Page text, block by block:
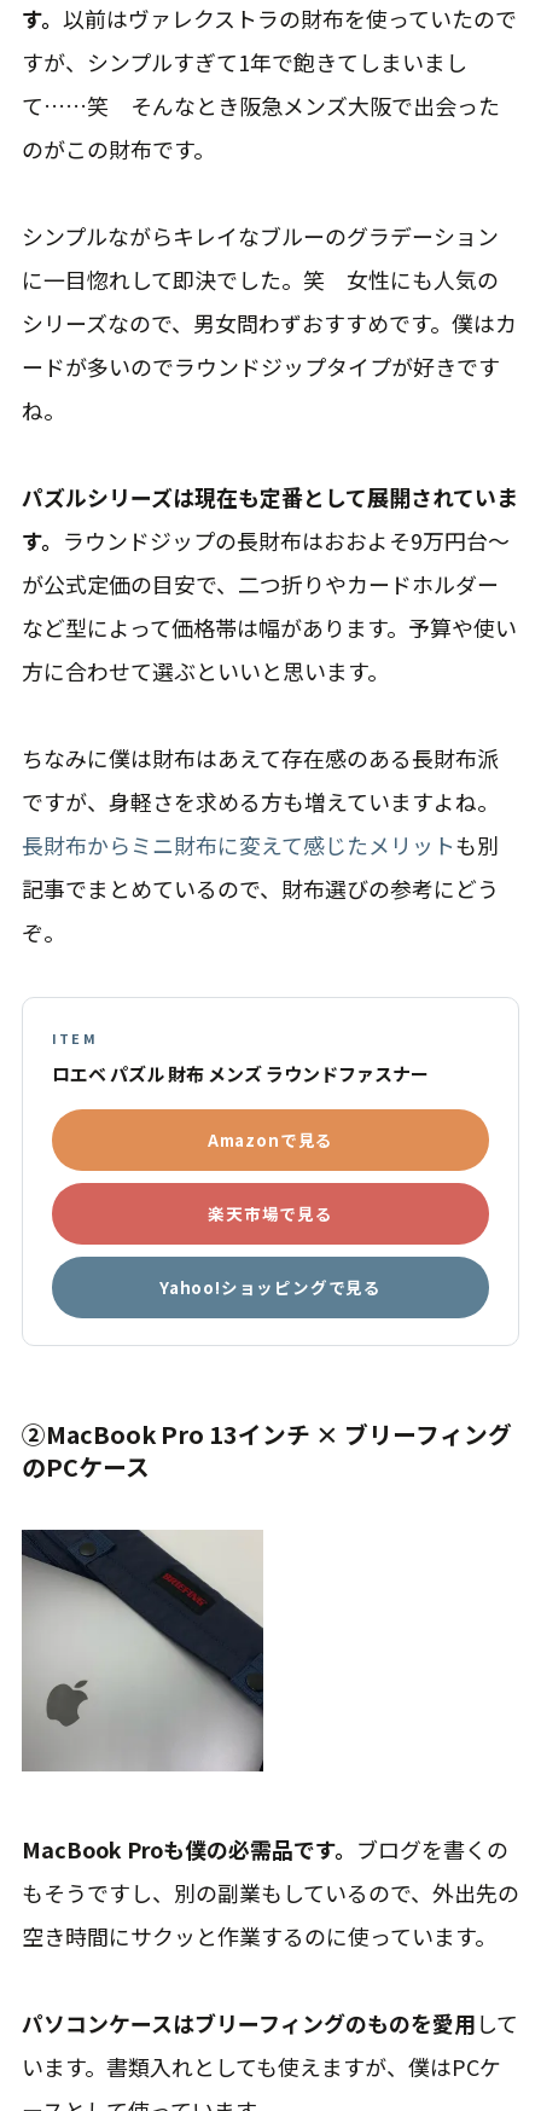
す。 以前はヴァレクストラの財布を使っていたので
すが、シンプルすぎて1年で飽きてしまいまし
て……笑 そんなとき阪急メンズ大阪で出会った
のがこの財布です。
シンプルながらキレイなブルーのグラデーション
に一目惚れして即決でした。笑 女性にも人気の
シリーズなので、男女問わずおすすめです。僕はカ
ードが多いのでラウンドジップタイプが好きです
ね。
パズルシリーズは現在も定番として展開されていま
す。 ラウンドジップの長財布はおおよそ9万円台〜
が公式定価の目安で、二つ折りやカードホルダー
など型によって価格帯は幅があります。予算や使い
方に合わせて選ぶといいと思います。
ちなみに僕は財布はあえて存在感のある長財布派
ですが、身軽さを求める方も増えていますよね。
長財布からミニ財布に変えて感じたメリットも別
記事でまとめているので、財布選びの参考にどう
ぞ。
ITEM
ロエベ パズル 財布 メンズ ラウンドファスナー
Amazonで見る
楽天市場で見る
Yahoo!ショッピングで見る
②MacBook Pro 13インチ × ブリーフィング
のPCケース
MacBook Proも僕の必需品です。 ブログを書くの
もそうですし、別の副業もしているので、外出先の
空き時間にサクッと作業するのに使っています。
パソコンケースはブリーフィングのものを愛用して
います。書類入れとしても使えますが、僕はPCケ